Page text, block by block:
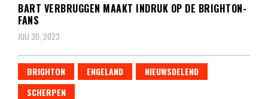
BART VERBRUGGEN MAAKT INDRUK OP DE BRIGHTON-
FANS
JULI 30, 2023
BRIGHTON ENGELAND
NIEUWSDELEND
SCHERPEN